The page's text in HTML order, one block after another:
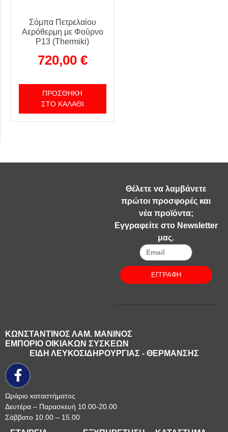
Σόμπα Πετρελαίου
Αερόθερμη με Φούρνο
P13 (Thermiki)
720,00 €
ΠΡΟΣΘΉΚΗ
ΣΤΟ ΚΑΛΆΘΙ
Θέλετε να λαμβάνετε
πρώτοι προσφορές και
νέα προϊόντα;
Εγγραφείτε στο Newsletter
μας.
ΕΓΓΡΑΦΗ
ΚΩΝΣΤΑΝΤΙΝΟΣ ΛΑΜ. ΜΑΝΙΝΟΣ
ΕΜΠΟΡΙΟ ΟΙΚΙΑΚΩΝ ΣΥΣΚΕΩΝ
ΕΙΔΗ ΛΕΥΚΟΣΙΔΗΡΟΥΡΓΙΑΣ - ΘΕΡΜΑΝΣΗΣ
Ωράριο καταστήματος
Δευτέρα – Παρασκευή 10.00-20.00
Σάββατο 10.00 – 15.00